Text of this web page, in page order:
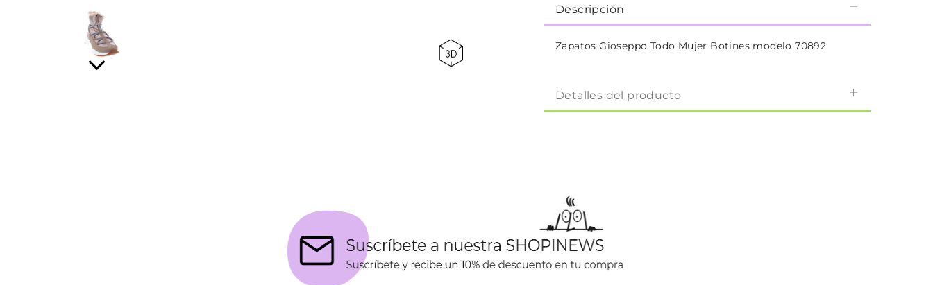
Descripción
Zapatos Gioseppo Todo Mujer Botines modelo 70892
Detalles del producto